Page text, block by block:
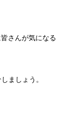
さんが気になる
ましょう。